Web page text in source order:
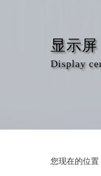
显示屏
Display
您现在的位置